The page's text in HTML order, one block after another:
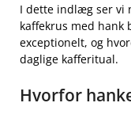
I dette indlæg ser vi
kaffekrus med hank
exceptionelt, og
daglige kafferitual.
Hvorfor